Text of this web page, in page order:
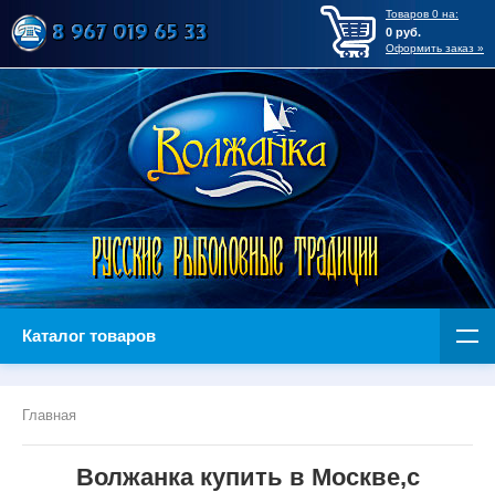
Товаров 0 на:
0 руб.
Оформить заказ »
Каталог товаров
Главная
Волжанка купить в Москве,с